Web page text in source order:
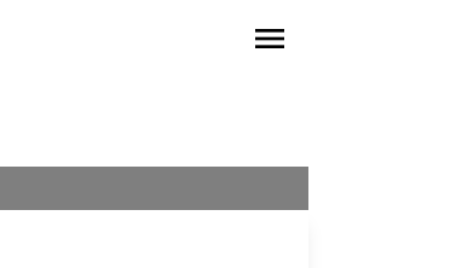
menu